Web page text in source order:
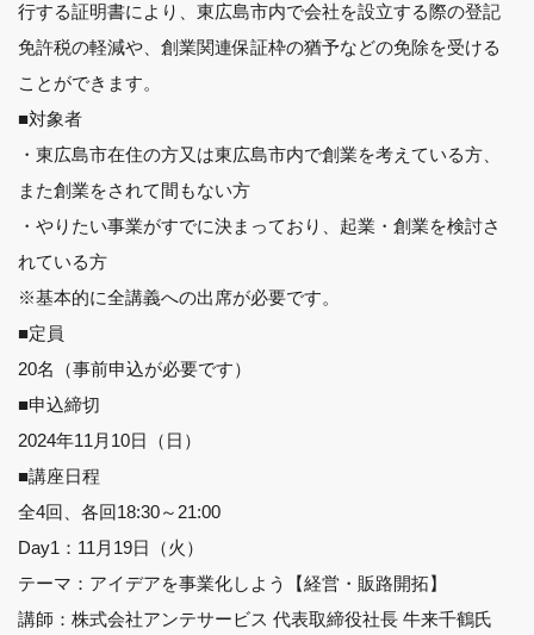
行する証明書により、東広島市内で会社を設立する際の登記
免許税の軽減や、創業関連保証枠の猶予などの免除を受ける
ことができます。
■対象者
・東広島市在住の方又は東広島市内で創業を考えている方、
また創業をされて間もない方
・やりたい事業がすでに決まっており、起業・創業を検討さ
れている方
※基本的に全講義への出席が必要です。
■定員
20名（事前申込が必要です）
■申込締切
2024年11月10日（日）
■講座日程
全4回、各回18:30～21:00
Day1：11月19日（火）
テーマ：アイデアを事業化しよう【経営・販路開拓】
講師：株式会社アンテサービス 代表取締役社長 牛来千鶴氏